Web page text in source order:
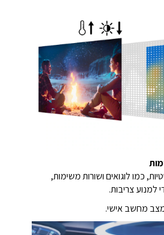
כמו לוגואים ושורות משימות,
למנוע צריבות.
במצב מחשב אישי.